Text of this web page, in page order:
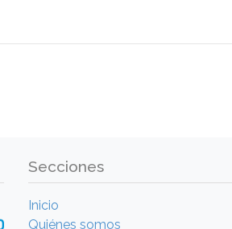
Secciones
Inicio
Quiénes somos